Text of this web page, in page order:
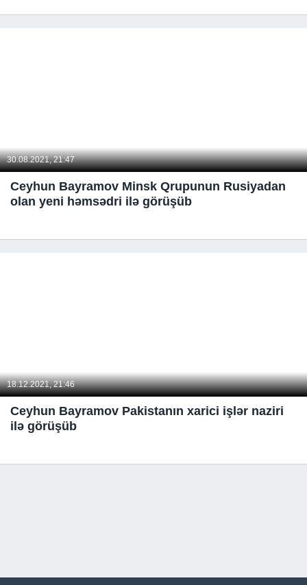
30.08.2021, 21:47
Ceyhun Bayramov Minsk Qrupunun Rusiyadan
olan yeni həmsədri ilə görüşüb
18.12.2021, 21:46
Ceyhun Bayramov Pakistanın xarici işlər naziri
ilə görüşüb